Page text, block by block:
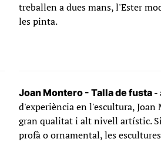
treballen a dues mans, l'Ester
les pinta.
Joan Montero - Talla de fusta -
d'experiència en l'escultura, Joan
gran qualitat i alt nivell artístic.
profà o ornamental, les